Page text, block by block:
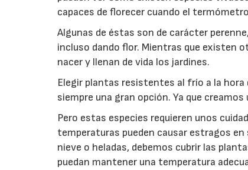
capaces de florecer cuando el
Algunas de éstas son de carácter
incluso dando flor. Mientras que existen
nacer y llenan de vida los jardines.
Elegir plantas resistentes al frío a la
siempre una gran opción. Ya que
Pero estas especies requieren unos
temperaturas pueden causar estragos
nieve o heladas, debemos cubrir las
puedan mantener una temperatura